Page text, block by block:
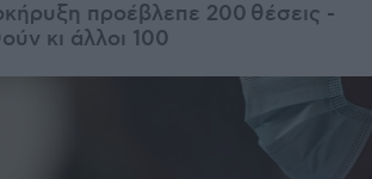
προέβλεπε 200 θέσεις -
κι άλλοι 100